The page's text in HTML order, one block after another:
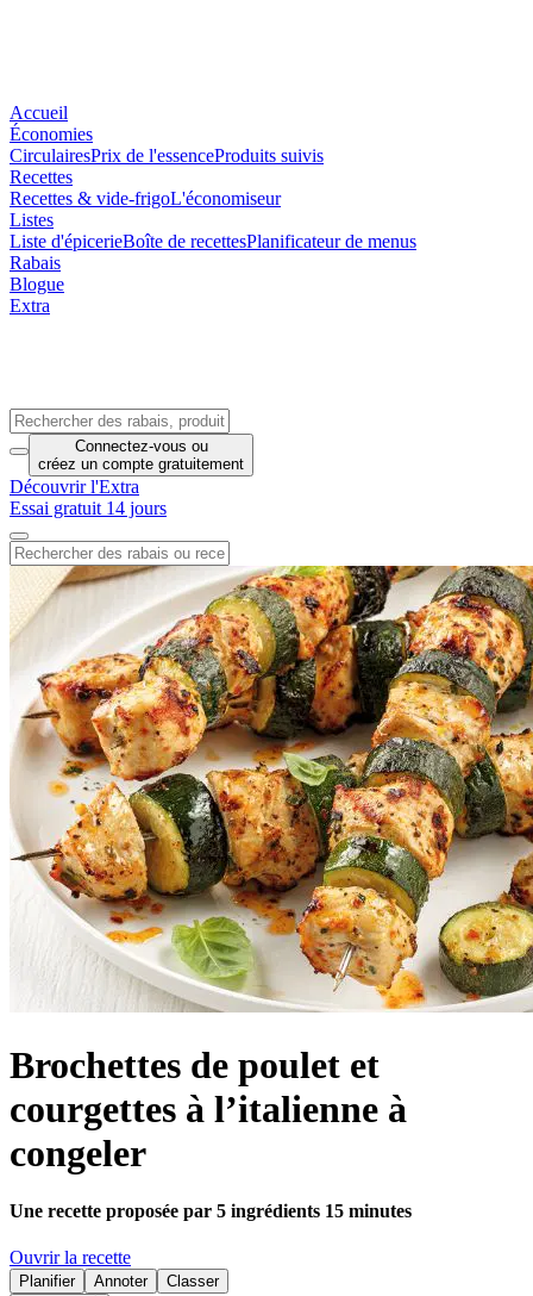
Accueil
Économies
CirculairesPrix de l'essenceProduits suivis
Recettes
Recettes & vide-frigoL'économiseur
Listes
Liste d'épicerieBoîte de recettesPlanificateur de menus
Rabais
Blogue
Extra
Connectez-vous ou
créez un compte gratuitement
Découvrir l'Extra
Essai gratuit 14 jours
Brochettes de poulet et
courgettes à l’italienne à
congeler
Une recette proposée par 5 ingrédients 15 minutes
Ouvrir la recette
Planifier Annoter
Classer